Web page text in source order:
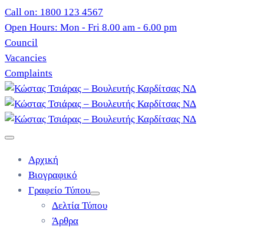
Call on: 1800 123 4567
Open Hours: Mon - Fri 8.00 am - 6.00 pm
Council
Vacancies
Complaints
Αρχική
Βιογραφικό
Γραφείο Τύπου
Δελτία Τύπου
Άρθρα